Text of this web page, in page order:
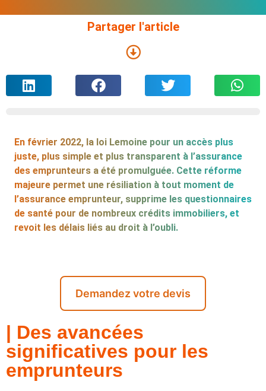
Partager l'article
En février 2022, la loi Lemoine pour un accès plus
juste, plus simple et plus transparent à l’assurance
des emprunteurs a été promulguée. Cette réforme
majeure permet une résiliation à tout moment de
l’assurance emprunteur, supprime les questionnaires
de santé pour de nombreux crédits immobiliers, et
revoit les délais liés au droit à l’oubli.
Demandez votre devis
| Des avancées
significatives pour les
emprunteurs